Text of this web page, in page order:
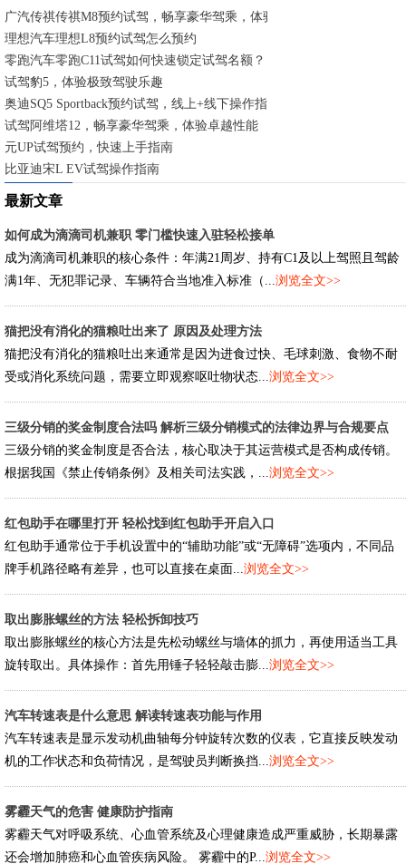
广汽传祺传祺M8预约试驾，畅享豪华驾乘，体验卓越性能
理想汽车理想L8预约试驾怎么预约
零跑汽车零跑C11试驾如何快速锁定试驾名额？
试驾豹5，体验极致驾驶乐趣
奥迪SQ5 Sportback预约试驾，线上+线下操作指南
试驾阿维塔12，畅享豪华驾乘，体验卓越性能
元UP试驾预约，快速上手指南
比亚迪宋L EV试驾操作指南
最新文章
如何成为滴滴司机兼职 零门槛快速入驻轻松接单
成为滴滴司机兼职的核心条件：年满21周岁、持有C1及以上驾照且驾龄
满1年、无犯罪记录、车辆符合当地准入标准（...浏览全文>>
猫把没有消化的猫粮吐出来了 原因及处理方法
猫把没有消化的猫粮吐出来通常是因为进食过快、毛球刺激、食物不耐
受或消化系统问题，需要立即观察呕吐物状态...浏览全文>>
三级分销的奖金制度合法吗 解析三级分销模式的法律边界与合规要点
三级分销的奖金制度是否合法，核心取决于其运营模式是否构成传销。
根据我国《禁止传销条例》及相关司法实践，...浏览全文>>
红包助手在哪里打开 轻松找到红包助手开启入口
红包助手通常位于手机设置中的“辅助功能”或“无障碍”选项内，不同品
牌手机路径略有差异，也可以直接在桌面...浏览全文>>
取出膨胀螺丝的方法 轻松拆卸技巧
取出膨胀螺丝的核心方法是先松动螺丝与墙体的抓力，再使用适当工具
旋转取出。具体操作：首先用锤子轻轻敲击膨...浏览全文>>
汽车转速表是什么意思 解读转速表功能与作用
汽车转速表是显示发动机曲轴每分钟旋转次数的仪表，它直接反映发动
机的工作状态和负荷情况，是驾驶员判断换挡...浏览全文>>
雾霾天气的危害 健康防护指南
雾霾天气对呼吸系统、心血管系统及心理健康造成严重威胁，长期暴露
还会增加肺癌和心血管疾病风险。 雾霾中的P...浏览全文>>